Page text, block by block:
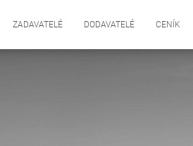
ZADAVATELÉ DODAVATELÉ CENÍK